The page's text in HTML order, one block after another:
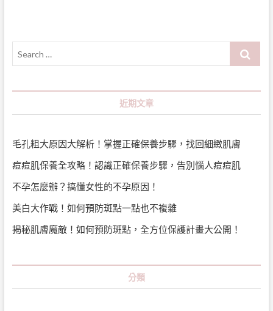
Search
近期文章
毛孔粗大原因大解析！掌握正確保養步驟，找回細緻肌膚
痘痘肌保養全攻略！認識正確保養步驟，告別惱人痘痘肌
不孕怎麼辦？搞懂女性的不孕原因！
美白大作戰！如何預防斑點一點也不複雜
揭秘肌膚魔敵！如何預防斑點，全方位保護計畫大公開！
分類